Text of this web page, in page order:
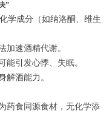
”
学成分（如纳洛酮、维生
加速酒精代谢。
能引发心悸、失眠。
解酒能力。
药食同源食材，无化学添